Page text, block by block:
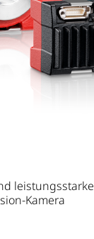
leistungsstarke
Kamera